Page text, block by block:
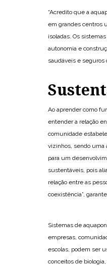
“Acredito que a
em grandes centros
isoladas. Os
autonomia e
saudáveis e seguros
Ao aprender como
entender a relação
comunidade
vizinhos, sendo uma
para um
sustentáveis, pois
relação entre as
coexistência”,
Sistemas de
empresas,
escolas, podem ser
conceitos de